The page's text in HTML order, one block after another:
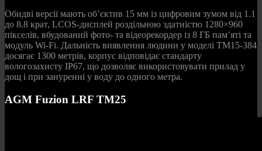
Обидві версії мають об’єктив 15 мм із цифровим зумом від 1.1
до 8.8 крат, LCOS-дисплей роздільною здатністю 1280×960
пікселів, вбудований фото- та відеорекордер із 8 ГБ пам’яті та
модуль Wi-Fi. Дальність виявлення людини у моделі TM15-384
досягає 1300 метрів, корпус відповідає стандарту
вологозахисту IP67, що дозволяє використовувати прилад у
дощ і при зануренні у воду до одного метра.
AGM Fuzion LRF TM25